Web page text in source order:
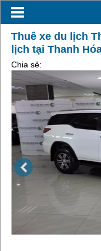
Thuê xe du lịch
lịch tại Thanh
Chia sẻ: